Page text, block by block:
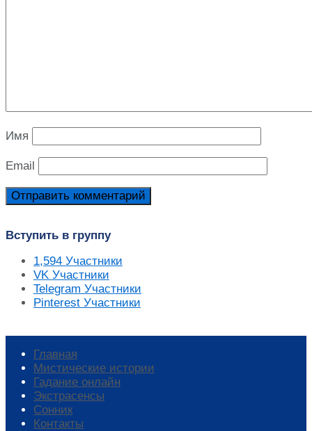
Имя
Email
Вступить в группу
1,594 Участники
VK Участники
Telegram Участники
Pinterest Участники
Главная
Мистические истории
Гадание онлайн
Экстрасенсы
Сонник
Контакты